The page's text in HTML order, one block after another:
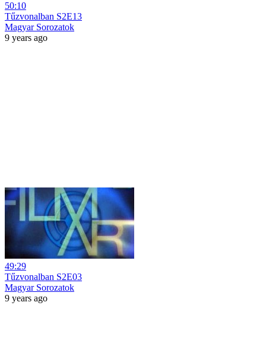
50:10
Tűzvonalban S2E13
Magyar Sorozatok
9 years ago
49:29
Tűzvonalban S2E03
Magyar Sorozatok
9 years ago